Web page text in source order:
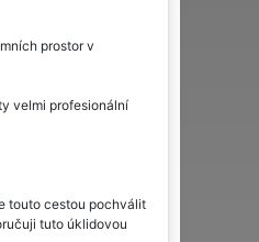
prostor v
velmi profesionální
touto cestou pochválit
tuto úklidovou